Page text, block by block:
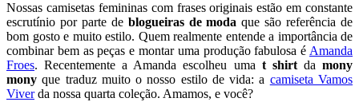
Nossas camisetas femininas com frases originais estão em constante
escrutínio por parte de blogueiras de moda que são referência de
bom gosto e muito estilo. Quem realmente entende a importância de
combinar bem as peças e montar uma produção fabulosa é Amanda
Froes. Recentemente a Amanda escolheu uma t shirt damony
mony que traduz muito o nosso estilo de vida: a camiseta Vamos
Viverda nossa quarta coleção. Amamos, e você?